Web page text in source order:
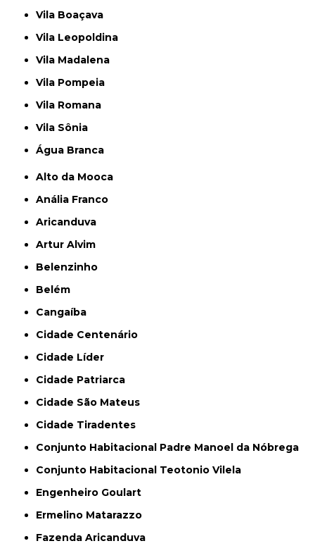
Vila Boaçava
Vila Leopoldina
Vila Madalena
Vila Pompeia
Vila Romana
Vila Sônia
Água Branca
Alto da Mooca
Anália Franco
Aricanduva
Artur Alvim
Belenzinho
Belém
Cangaíba
Cidade Centenário
Cidade Líder
Cidade Patriarca
Cidade São Mateus
Cidade Tiradentes
Conjunto Habitacional Padre Manoel da Nóbrega
Conjunto Habitacional Teotonio Vilela
Engenheiro Goulart
Ermelino Matarazzo
Fazenda Aricanduva